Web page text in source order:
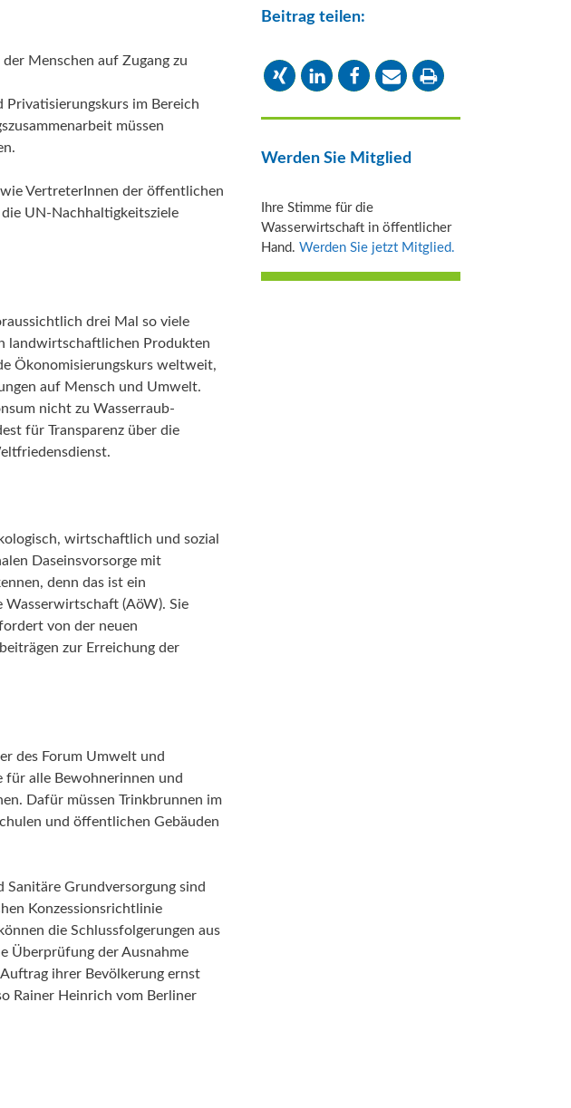
Beiträge zum Thema
Menschen auf Zugang zu
Privatisierungskurs im Bereich
müssen
VertreterInnen der öffentlichen
UN-Nachhaltigkeitsziele
drei Mal so viele
landwirtschaftlichen Produkten
Ökonomisierungskurs weltweit,
auf Mensch und Umwelt.
nicht zu Wasserraub-
für Transparenz über die
wirtschaftlich und sozial
Daseinsvorsorge mit
denn das ist ein
(AöW). Sie
von der neuen
zur Erreichung der
des Forum Umwelt und
alle Bewohnerinnen und
Dafür müssen Trinkbrunnen im
und öffentlichen Gebäuden
Grundversorgung sind
Konzessionsrichtlinie
die Schlussfolgerungen aus
Überprüfung der Ausnahme
ihrer Bevölkerung ernst
Rainer Heinrich vom Berliner
Beitrag teilen:
Werden Sie Mitglied
Ihre Stimme für die
Wasserwirtschaft in öffentlicher
Hand. Werden Sie jetzt Mitglied.